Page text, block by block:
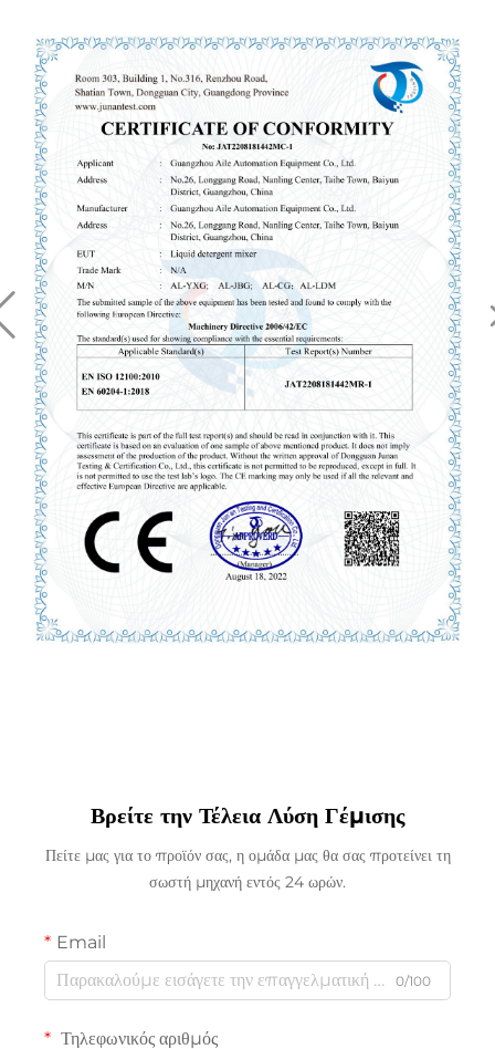
Βρείτε την Τέλεια Λύση Γέμισης
Πείτε μας για το προϊόν σας, η ομάδα μας θα σας προτείνει τη
σωστή μηχανή εντός 24 ωρών.
Email
0/100
Τηλεφωνικός αριθμός